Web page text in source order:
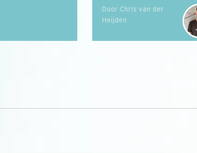
Door Chris van der
Heijden